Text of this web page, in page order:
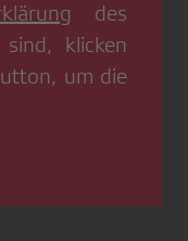
des
klicken
um die